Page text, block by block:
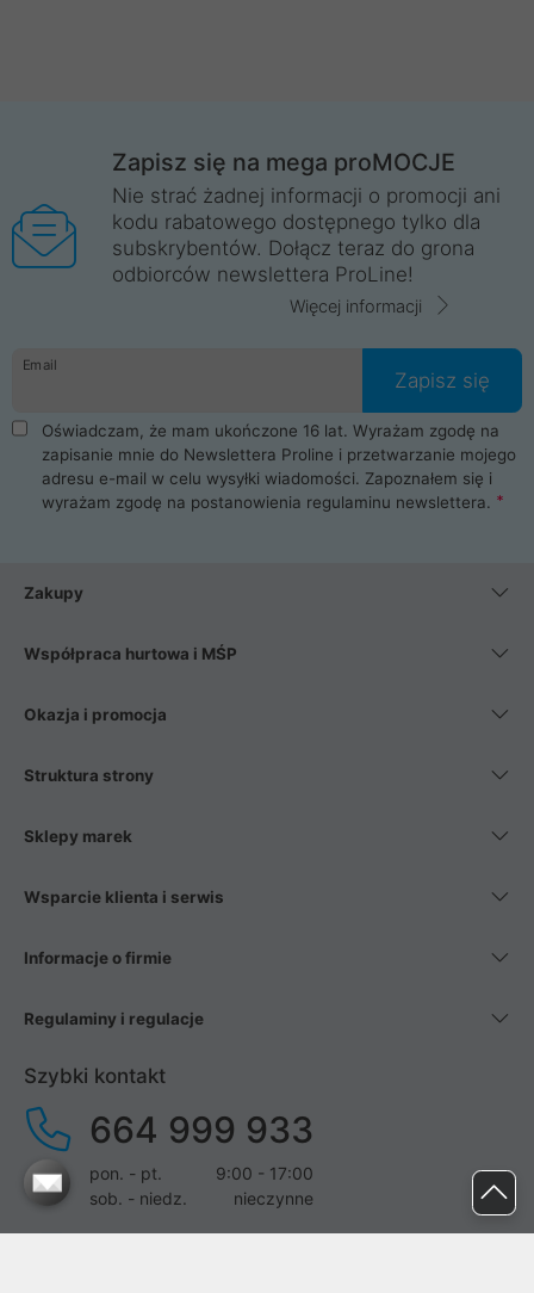
Zapisz się na mega proMOCJE
Nie strać żadnej informacji o promocji ani
kodu rabatowego dostępnego tylko dla
subskrybentów. Dołącz teraz do grona
odbiorców newslettera ProLine!
Więcej informacji
Email
Zapisz się
Oświadczam, że mam ukończone 16 lat. Wyrażam zgodę na
zapisanie mnie do Newslettera Proline i przetwarzanie mojego
adresu e-mail w celu wysyłki wiadomości. Zapoznałem się i
wyrażam zgodę na postanowienia regulaminu newslettera.
Zakupy
Współpraca hurtowa i MŚP
Okazja i promocja
Struktura strony
Sklepy marek
Wsparcie klienta i serwis
Informacje o firmie
Regulaminy i regulacje
Szybki kontakt
664 999 933
pon. - pt.
9:00 - 17:00
sob. - niedz.
nieczynne